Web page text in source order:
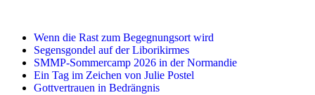
Wenn die Rast zum Begegnungsort wird
Segensgondel auf der Liborikirmes
SMMP-Sommercamp 2026 in der Normandie
Ein Tag im Zeichen von Julie Postel
Gottvertrauen in Bedrängnis